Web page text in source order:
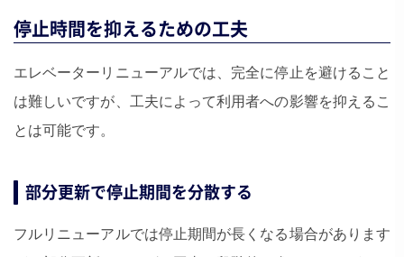
停止時間を抑えるための工夫
エレベーターリニューアルでは、完全に停止を避けること
は難しいですが、工夫によって利用者への影響を抑えるこ
とは可能です。
部分更新で停止期間を分散する
フルリニューアルでは停止期間が長くなる場合があります